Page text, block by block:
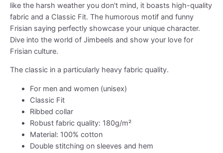
like the harsh weather you don't mind, it boasts high-quality
fabric and a Classic Fit. The humorous motif and funny
Frisian saying perfectly showcase your unique character.
Dive into the world of Jimbeels and show your love for
Frisian culture.
The classic in a particularly heavy fabric quality.
For men and women (unisex)
Classic Fit
Ribbed collar
Robust fabric quality: 180g/m²
Material: 100% cotton
Double stitching on sleeves and hem